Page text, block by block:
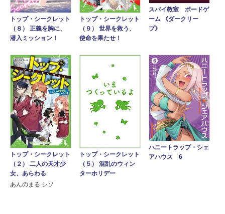
トップ・シークレット
（８） 正義を胸に、
潜入ミッション！
トップ・シークレット
（９） 世界を救う、
使命を果たせ！
スパイ教室 ボードゲ
ーム 《ダークリー
プ》
トップ・シークレット
（２） 二人の天才少
女、あらわる
あんのまる シソ
トップ・シークレット
（５） 混乱のウィン
ターホリデー
ハニートラップ・シェ
アハウス 6